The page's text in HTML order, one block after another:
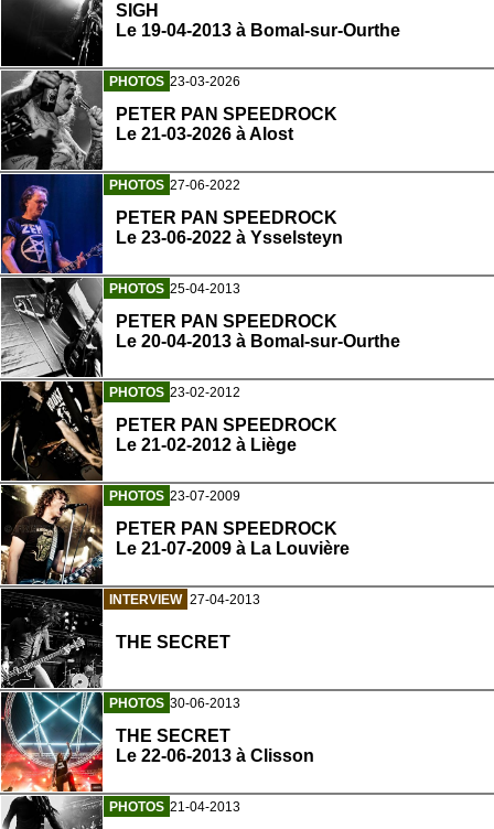
SIGH
Le 19-04-2013 à Bomal-sur-Ourthe
PHOTOS 23-03-2026
PETER PAN SPEEDROCK
Le 21-03-2026 à Alost
PHOTOS 27-06-2022
PETER PAN SPEEDROCK
Le 23-06-2022 à Ysselsteyn
PHOTOS 25-04-2013
PETER PAN SPEEDROCK
Le 20-04-2013 à Bomal-sur-Ourthe
PHOTOS 23-02-2012
PETER PAN SPEEDROCK
Le 21-02-2012 à Liège
PHOTOS 23-07-2009
PETER PAN SPEEDROCK
Le 21-07-2009 à La Louvière
INTERVIEW 27-04-2013
THE SECRET
PHOTOS 30-06-2013
THE SECRET
Le 22-06-2013 à Clisson
PHOTOS 21-04-2013